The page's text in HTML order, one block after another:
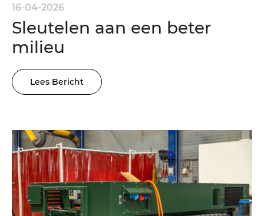
16-04-2026
Sleutelen aan een beter
milieu
Lees Bericht